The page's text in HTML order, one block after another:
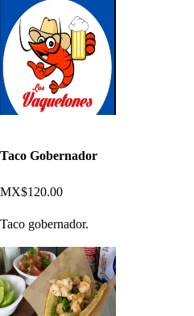
Taco Gobernador
MX$120.00
Taco gobernador.